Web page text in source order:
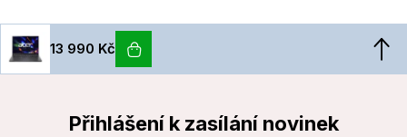
13 990 Kč
Přihlášení k zasílání novinek